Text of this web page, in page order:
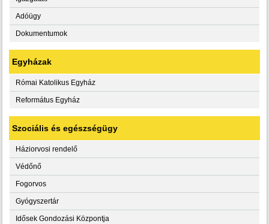
Adóügy
Dokumentumok
Egyházak
Római Katolikus Egyház
Református Egyház
Szociális és egészségügy
Háziorvosi rendelő
Védőnő
Fogorvos
Gyógyszertár
Idősek Gondozási Központja